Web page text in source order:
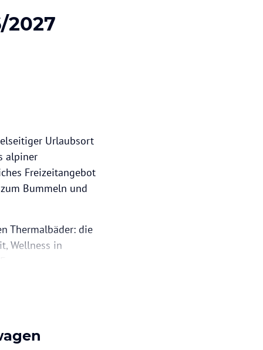
2027
Urlaubsort
alpiner
Freizeitangebot
Bummeln und
Thermalbäder: die
Wellness in
Anwendungen –
und Seen der